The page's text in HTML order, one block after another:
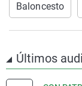
Baloncesto
Últimos